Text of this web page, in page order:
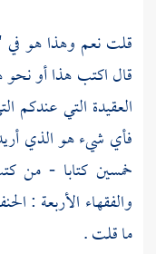
قلت نعم وهذا هو في
قال اكتب هذا أو
العقيدة التي عندكم
فأي شيء هو الذي
خمسين كتابا - من
والفقهاء الأربعة :
ما قلت .